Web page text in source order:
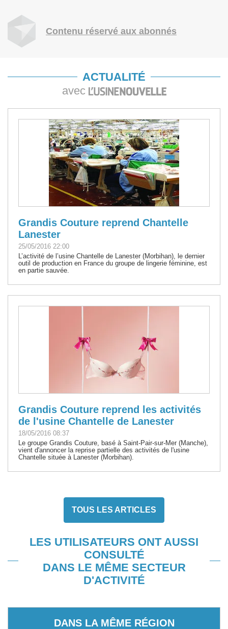
Contenu réservé aux abonnés
ACTUALITÉ
avec
Grandis Couture reprend Chantelle
Lanester
25/05/2016 22:00
L’activité de l’usine Chantelle de Lanester (Morbihan), le dernier
outil de production en France du groupe de lingerie féminine, est
en partie sauvée.
Grandis Couture reprend les activités
de l'usine Chantelle de Lanester
18/05/2016 08:37
Le groupe Grandis Couture, basé à Saint-Pair-sur-Mer (Manche),
vient d'annoncer la reprise partielle des activités de l'usine
Chantelle située à Lanester (Morbihan).
TOUS LES ARTICLES
LES UTILISATEURS ONT AUSSI
CONSULTÉ
DANS LE MÊME SECTEUR
D'ACTIVITÉ
DANS LA MÊME RÉGION